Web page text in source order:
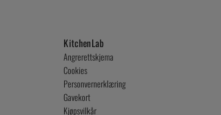
KitchenLab
Angrerettskjema
Cookies
Personvernerklæring
Gavekort
Kjøpsvilkår